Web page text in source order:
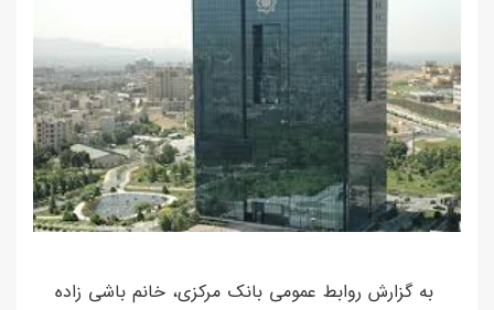
به گزارش روابط عمومی بانک مرکزی، خانم باشی زاده